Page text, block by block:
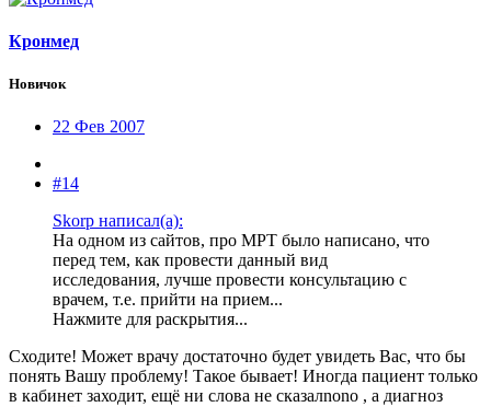
Кронмед
Новичок
22 Фев 2007
#14
Skorp написал(а):
На одном из сайтов, про МРТ было написано, что
перед тем, как провести данный вид
исследования, лучше провести консультацию с
врачем, т.е. прийти на прием...
Нажмите для раскрытия...
Сходите! Может врачу достаточно будет увидеть Вас, что бы
понять Вашу проблему! Такое бывает! Иногда пациент только
в кабинет заходит, ещё ни слова не сказалnono , а диагноз